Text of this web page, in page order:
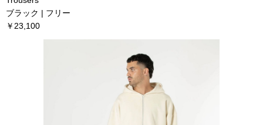
ブラック | フリー
￥23,100